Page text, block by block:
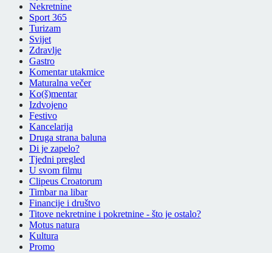
Nekretnine
Sport 365
Turizam
Svijet
Zdravlje
Gastro
Komentar utakmice
Maturalna večer
Ko(š)mentar
Izdvojeno
Festivo
Kancelarija
Druga strana baluna
Di je zapelo?
Tjedni pregled
U svom filmu
Clipeus Croatorum
Timbar na libar
Financije i društvo
Titove nekretnine i pokretnine - što je ostalo?
Motus natura
Kultura
Promo